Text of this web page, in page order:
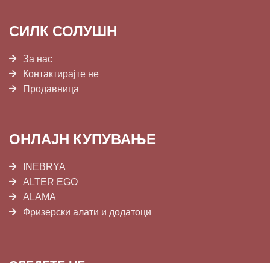
СИЛК СОЛУШН
За нас
Контактирајте не
Продавница
ОНЛАЈН КУПУВАЊЕ
INEBRYA
ALTER EGO
ALAMA
Фризерски алати и додатоци